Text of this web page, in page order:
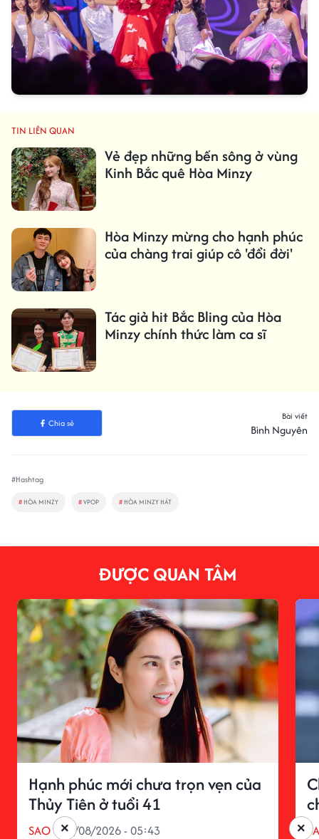
TIN LIÊN QUAN
Vẻ đẹp những bến sông ở vùng
Kinh Bắc quê Hòa Minzy
Hòa Minzy mừng cho hạnh phúc
của chàng trai giúp cô 'đổi đời'
Tác giả hit Bắc Bling của Hòa
Minzy chính thức làm ca sĩ
Chia sẻ
Bài viết
Bình Nguyên
#Hashtag
# HÒA MINZY #VPOP # HÒA MINZY HÁT
ĐƯỢC QUAN TÂM
Hạnh phúc mới chưa trọn vẹn của
Thủy Tiên ở tuổi 41
SAO 04/08/2026 - 05:43 ×
×